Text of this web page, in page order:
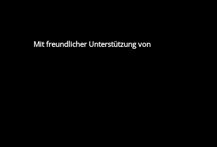
Mit freundlicher Unterstützung von